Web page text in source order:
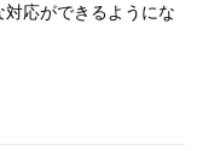
対応ができるようにな